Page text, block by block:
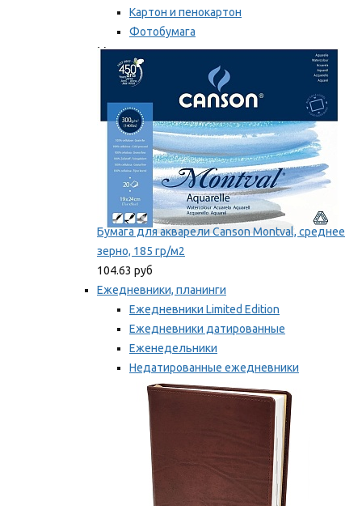
Картон и пенокартон
Фотобумага
Мы рекомендуем
Бумага для акварели Canson Montval, среднее
зерно, 185 гр/м2
104.63 руб
Ежедневники, планинги
Ежедневники Limited Edition
Ежедневники датированные
Еженедельники
Недатированные ежедневники
Планинги
Мы рекомендуем